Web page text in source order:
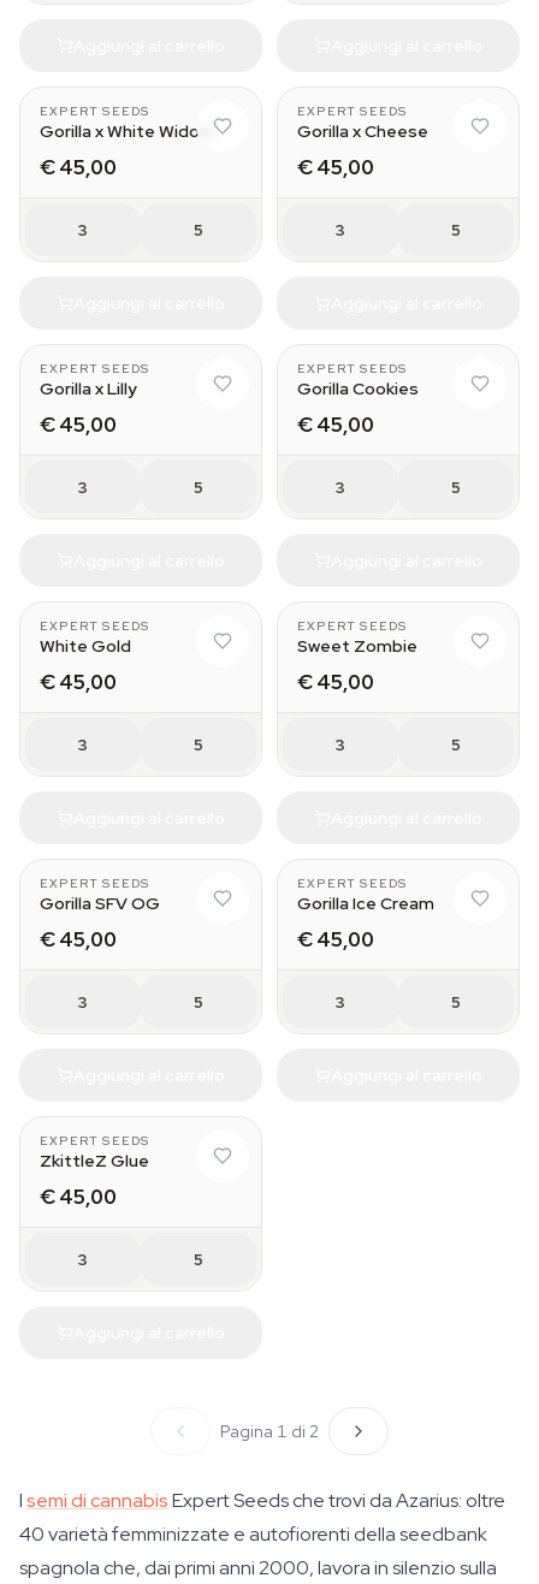
EXPERT SEEDS
Gorilla x White Widow
€ 45,00
3 5
EXPERT SEEDS
Gorilla x Cheese
€ 45,00
3 5
EXPERT SEEDS
Gorilla x Lilly
€ 45,00
3 5
EXPERT SEEDS
Gorilla Cookies
€ 45,00
3 5
EXPERT SEEDS
White Gold
€ 45,00
3 5
EXPERT SEEDS
Sweet Zombie
€ 45,00
3 5
EXPERT SEEDS
Gorilla SFV OG
€ 45,00
3 5
EXPERT SEEDS
Gorilla Ice Cream
€ 45,00
3 5
EXPERT SEEDS
ZkittleZ Glue
€ 45,00
3 5
Pagina 1 di 2
Isemi di cannabisExpert Seeds che trovi da Azarius: oltre
40 varietà femminizzate e autofiorenti della seedbank
spagnola che, dai primi anni 2000, lavora in silenzio sulla